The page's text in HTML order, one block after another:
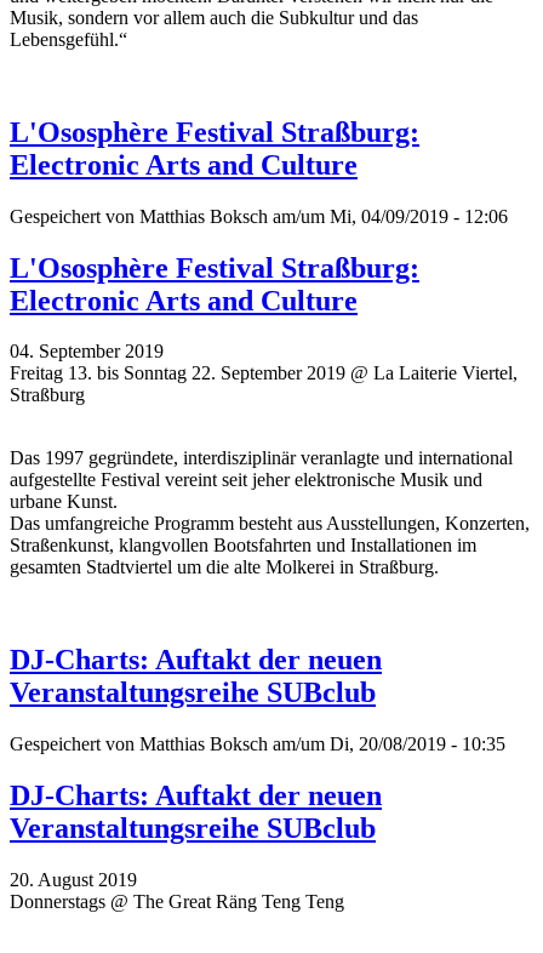
Musik, sondern vor allem auch die Subkultur und das
Lebensgefühl.“
L'Ososphère Festival Straßburg:
Electronic Arts and Culture
Gespeichert von Matthias Boksch am/um Mi, 04/09/2019 - 12:06
L'Ososphère Festival Straßburg:
Electronic Arts and Culture
04. September 2019
Freitag 13. bis Sonntag 22. September 2019 @ La Laiterie Viertel,
Straßburg
Das 1997 gegründete, interdisziplinär veranlagte und international
aufgestellte Festival vereint seit jeher elektronische Musik und
urbane Kunst.
Das umfangreiche Programm besteht aus Ausstellungen, Konzerten,
Straßenkunst, klangvollen Bootsfahrten und Installationen im
gesamten Stadtviertel um die alte Molkerei in Straßburg.
DJ-Charts: Auftakt der neuen
Veranstaltungsreihe SUBclub
Gespeichert von Matthias Boksch am/um Di, 20/08/2019 - 10:35
DJ-Charts: Auftakt der neuen
Veranstaltungsreihe SUBclub
20. August 2019
Donnerstags @ The Great Räng Teng Teng